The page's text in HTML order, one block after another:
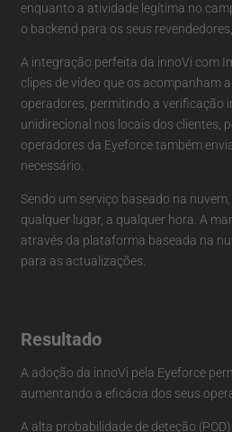
enquanto a atividade legítima no
o backend para os seus
A integração perfeita da innoVi com
clipes de vídeo que os acompanham
operadores, permitindo a verificação
unidirecional nos locais dos clientes,
operadores da Eyeforce também
necessário.
Sendo um serviço baseado na
qualquer lugar, a qualquer hora. A
através da plataforma baseada na
para as actualizações.
Resultado
A adoção da innoVi pela Eyeforce
aumentando a eficácia dos seus
A alta probabilidade de deteção